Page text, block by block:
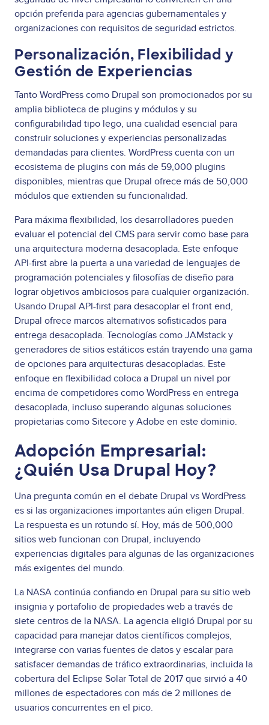
opción preferida para agencias gubernamentales y
organizaciones con requisitos de seguridad estrictos.
Personalización, Flexibilidad y
Gestión de Experiencias
Tanto WordPress como Drupal son promocionados por su
amplia biblioteca de plugins y módulos y su
configurabilidad tipo lego, una cualidad esencial para
construir soluciones y experiencias personalizadas
demandadas para clientes. WordPress cuenta con un
ecosistema de plugins con más de 59,000 plugins
disponibles, mientras que Drupal ofrece más de 50,000
módulos que extienden su funcionalidad.
Para máxima flexibilidad, los desarrolladores pueden
evaluar el potencial del CMS para servir como base para
una arquitectura moderna desacoplada. Este enfoque
API-first abre la puerta a una variedad de lenguajes de
programación potenciales y filosofías de diseño para
lograr objetivos ambiciosos para cualquier organización.
Usando Drupal API-first para desacoplar el front end,
Drupal ofrece marcos alternativos sofisticados para
entrega desacoplada. Tecnologías como JAMstack y
generadores de sitios estáticos están trayendo una gama
de opciones para arquitecturas desacopladas. Este
enfoque en flexibilidad coloca a Drupal un nivel por
encima de competidores como WordPress en entrega
desacoplada, incluso superando algunas soluciones
propietarias como Sitecore y Adobe en este dominio.
Adopción Empresarial:
¿Quién Usa Drupal Hoy?
Una pregunta común en el debate Drupal vs WordPress
es si las organizaciones importantes aún eligen Drupal.
La respuesta es un rotundo sí. Hoy, más de 500,000
sitios web funcionan con Drupal, incluyendo
experiencias digitales para algunas de las organizaciones
más exigentes del mundo.
La NASA continúa confiando en Drupal para su sitio web
insignia y portafolio de propiedades web a través de
siete centros de la NASA. La agencia eligió Drupal por su
capacidad para manejar datos científicos complejos,
integrarse con varias fuentes de datos y escalar para
satisfacer demandas de tráfico extraordinarias, incluida la
cobertura del Eclipse Solar Total de 2017 que sirvió a 40
millones de espectadores con más de 2 millones de
usuarios concurrentes en el pico.